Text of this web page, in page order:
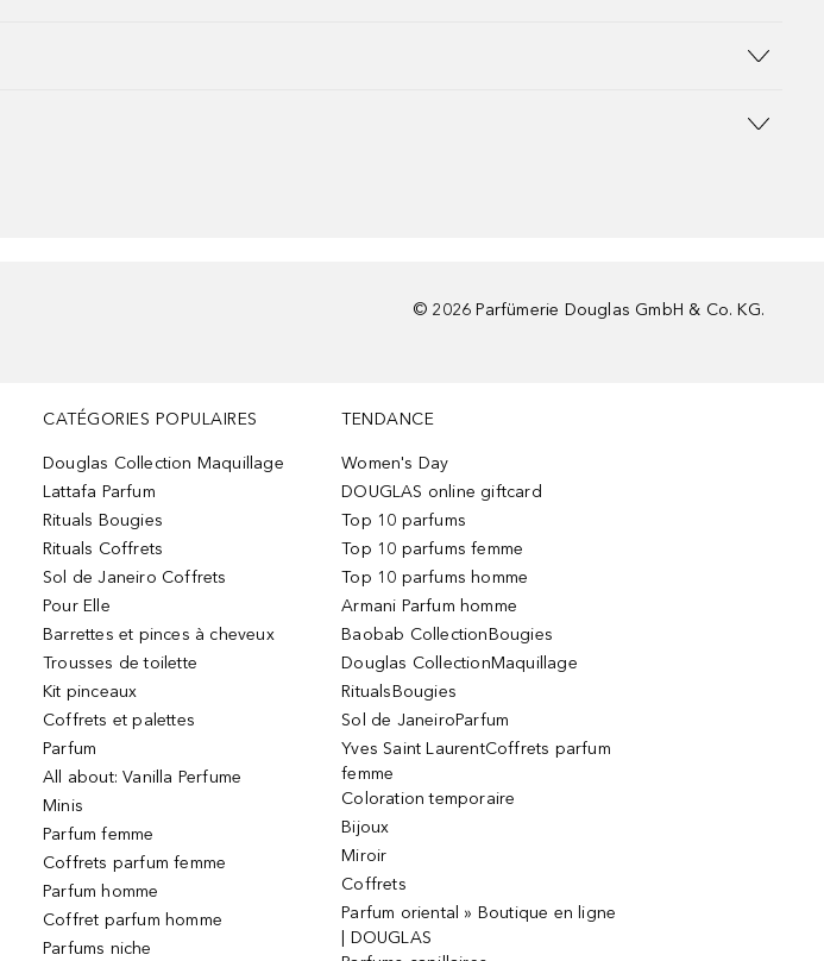
© 2026 Parfümerie Douglas GmbH & Co. KG.
CATÉGORIES POPULAIRES
Douglas Collection Maquillage
Lattafa Parfum
Rituals Bougies
Rituals Coffrets
Sol de Janeiro Coffrets
Pour Elle
Barrettes et pinces à cheveux
Trousses de toilette
Kit pinceaux
Coffrets et palettes
Parfum
All about: Vanilla Perfume
Minis
Parfum femme
Coffrets parfum femme
Parfum homme
Coffret parfum homme
Parfums niche
TENDANCE
Women's Day
DOUGLAS online giftcard
Top 10 parfums
Top 10 parfums femme
Top 10 parfums homme
Armani Parfum homme
Baobab CollectionBougies
Douglas CollectionMaquillage
RitualsBougies
Sol de JaneiroParfum
Yves Saint LaurentCoffrets parfum
femme
Coloration temporaire
Bijoux
Miroir
Coffrets
Parfum oriental » Boutique en ligne
| DOUGLAS